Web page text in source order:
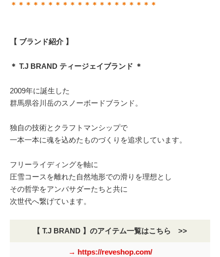
＊＊＊＊＊＊＊＊＊＊＊＊＊＊＊＊＊＊＊＊
【 ブランド紹介 】
＊ T.J BRAND ティージェイブランド ＊
2009年に誕生した
群馬県谷川岳のスノーボードブランド。
独自の技術とクラフトマンシップで
一本一本に魂を込めたものづくりを追求しています。
フリーライディングを軸に
圧雪コースを離れた自然地形での滑りを理想とし
その哲学をアンバサダーたちと共に
次世代へ繋げています。
【 T.J BRAND 】のアイテム一覧はこちら >>
→ https://reveshop.com/